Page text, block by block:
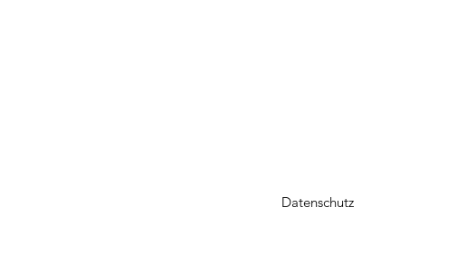
Datenschutz